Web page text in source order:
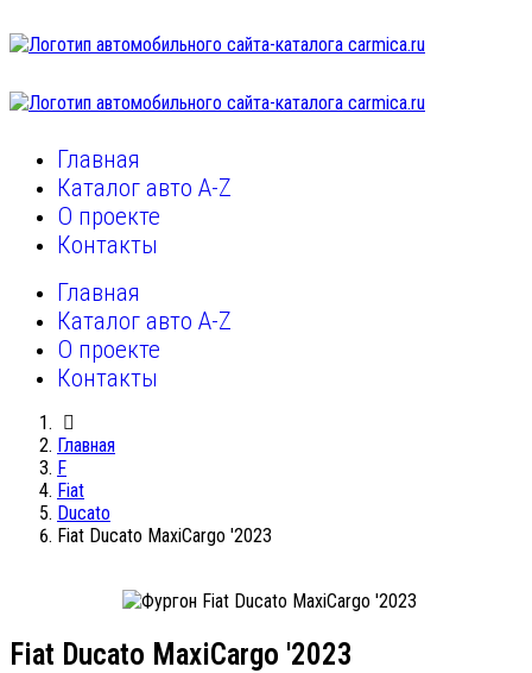
Главная
Каталог авто A-Z
О проекте
Контакты
Главная
Каталог авто A-Z
О проекте
Контакты
Главная
F
Fiat
Ducato
Fiat Ducato MaxiCargo '2023
Fiat Ducato MaxiCargo '2023